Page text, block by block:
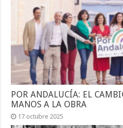
POR ANDALUCÍA: EL
MANOS A LA OBRA
17 octubre 2025